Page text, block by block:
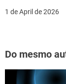
1 de April de 2026
Do mesmo